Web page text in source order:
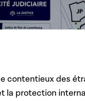
contentieux des
la protection